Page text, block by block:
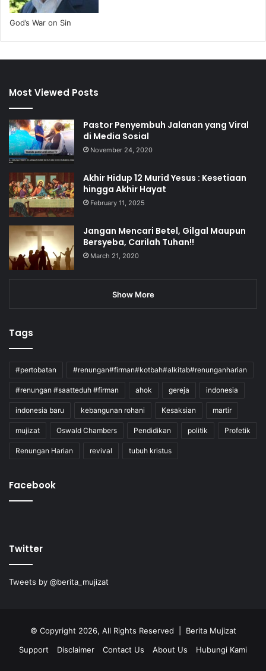
God’s War on Sin
Most Viewed Posts
Pastor Penyembuh Jalanan yang Viral
di Media Sosial
November 24, 2020
Akhir Hidup 12 Murid Yesus : Kesetiaan
hingga Akhir Hayat
February 11, 2025
Jangan Mencari Betel, Gilgal Maupun
Bersyeba, Carilah Tuhan!!
March 21, 2020
Show More
Tags
#pertobatan #renungan#firman#kotbah#alkitab#renunganharian
#renungan #saatteduh #firman ahok gereja indonesia
indonesia baru kebangunan rohani Kesaksian martir
mujizat Oswald Chambers Pendidikan politik Profetik
Renungan Harian revival tubuh kristus
Facebook
Twitter
Tweets by @berita_mujizat
© Copyright 2026, All Rights Reserved | Berita Mujizat
Support
Disclaimer Contact Us About Us Hubungi Kami